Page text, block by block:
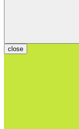
close